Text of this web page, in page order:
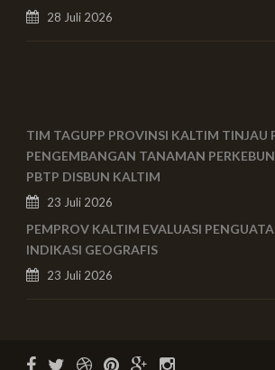
28 Juli 2026
TIM TAGUPP PROVINSI KALTIM TINJAU
PENGEMBANGAN TANAMAN
PBTP DISBUN KALTIM
23 Juli 2026
PEMPROV KALTIM EVALUASI
INDIKASI GEOGRAFIS
23 Juli 2026